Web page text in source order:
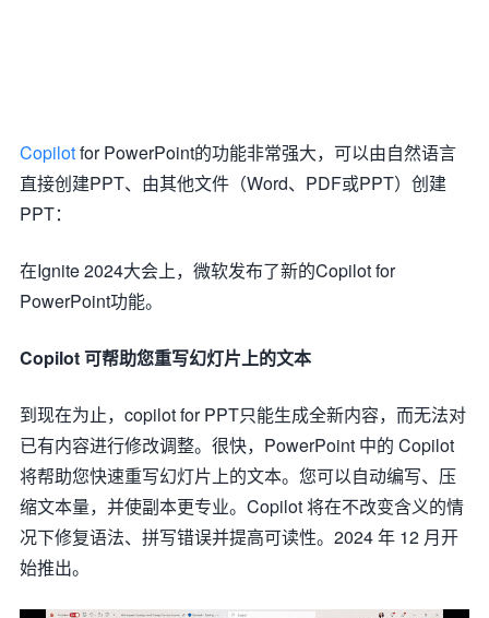
Copilotfor PowerPoint的功能非常强大，可以由自然语言
直接创建PPT、由其他文件（Word、PDF或PPT）创建
PPT：
在Ignite 2024大会上，微软发布了新的Copilot for
PowerPoint功能。
Copilot 可帮助您重写幻灯片上的文本
到现在为止，copilot for PPT只能生成全新内容，而无法对
已有内容进行修改调整。很快，PowerPoint 中的 Copilot
将帮助您快速重写幻灯片上的文本。您可以自动编写、压
缩文本量，并使副本更专业。Copilot 将在不改变含义的情
况下修复语法、拼写错误并提高可读性。2024 年 12 月开
始推出。